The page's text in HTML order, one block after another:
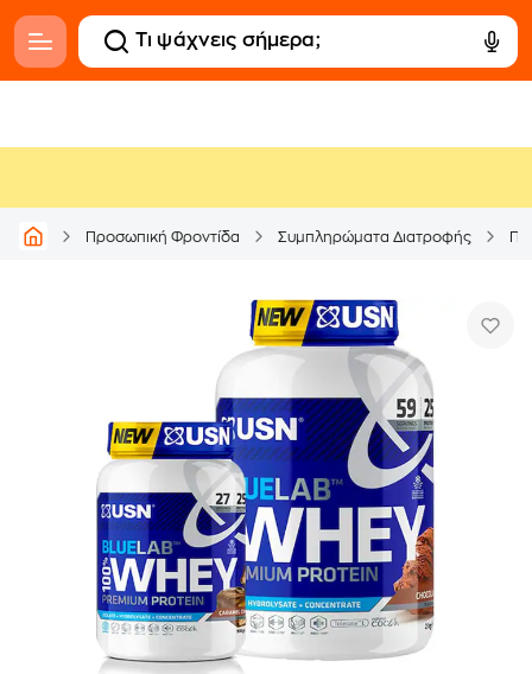
Προσωπική Φροντίδα Συμπληρώματα Διατροφής